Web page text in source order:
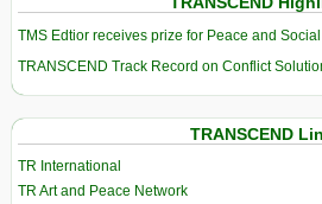
TMS Edtior receives prize for Peace and
TRANSCEND Track Record on Conflict
TRANSCEND
TR International
TR Art and Peace Network